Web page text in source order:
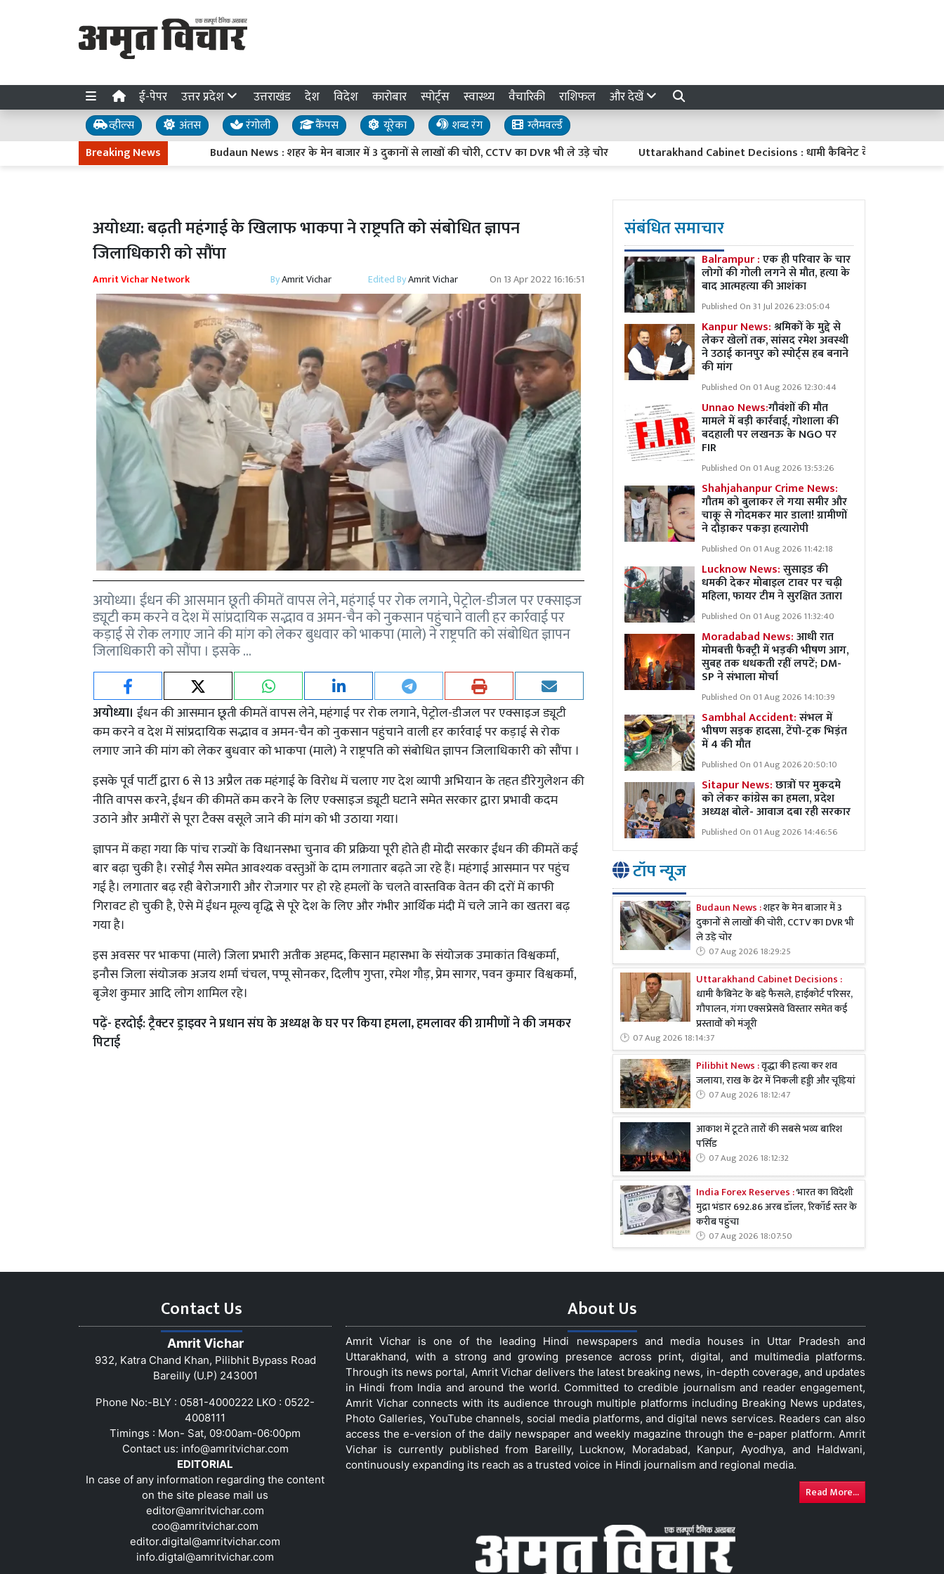
ई-पेपर उत्तर प्रदेश उत्तराखंड देश विदेश कारोबार स्पोर्ट्स स्वास्थ्य वैचारिकी राशिफल और देखें
व्हील्स अंतस रंगोली कैंपस यूरेका शब्द रंग
ग्लैमवर्ल्ड
Breaking News
Budaun News : शहर के मेन बाजार में 3 दुकानों से लाखों की चोरी, CCTV का DVR भी ले उड़े चोर Uttarakhand Cabinet Decisions : धामी कैबिनेट के बड़े फैसले, हाईकोर्ट
अयोध्या: बढ़ती महंगाई के खिलाफ भाकपा ने राष्ट्रपति को संबोधित ज्ञापन
जिलाधिकारी को सौंपा
Amrit Vichar Network ByAmrit Vichar Edited ByAmrit Vichar On 13 Apr 2022 16:16:51
अयोध्या। ईंधन की आसमान छूती कीमतें वापस लेने, महंगाई पर रोक लगाने, पेट्रोल-डीजल पर एक्साइज
ड्यूटी कम करने व देश में सांप्रदायिक सद्भाव व अमन-चैन को नुकसान पहुंचाने वाली हर कार्रवाई पर
कड़ाई से रोक लगाए जाने की मांग को लेकर बुधवार को भाकपा (माले) ने राष्ट्रपति को संबोधित ज्ञापन
जिलाधिकारी को सौंपा । इसके …
अयोध्या। ईंधन की आसमान छूती कीमतें वापस लेने, महंगाई पर रोक लगाने, पेट्रोल-डीजल पर एक्साइज ड्यूटी
कम करने व देश में सांप्रदायिक सद्भाव व अमन-चैन को नुकसान पहुंचाने वाली हर कार्रवाई पर कड़ाई से रोक
लगाए जाने की मांग को लेकर बुधवार को भाकपा (माले) ने राष्ट्रपति को संबोधित ज्ञापन जिलाधिकारी को सौंपा ।
इसके पूर्व पार्टी द्वारा 6 से 13 अप्रैल तक महंगाई के विरोध में चलाए गए देश व्यापी अभियान के तहत डीरेगुलेशन की
नीति वापस करने, ईंधन की कीमतें कम करने के लिए एक्साइज ड्यूटी घटाने समेत सरकार द्वारा प्रभावी कदम
उठाने और अमीरों से पूरा टैक्स वसूले जाने की मांग को भी उठाया गया।
ज्ञापन में कहा गया कि पांच राज्यों के विधानसभा चुनाव की प्रक्रिया पूरी होते ही मोदी सरकार ईंधन की कीमतें कई
बार बढ़ा चुकी है। रसोई गैस समेत आवश्यक वस्तुओं के दाम लगातार बढ़ते जा रहे हैं। महंगाई आसमान पर पहुंच
गई है। लगातार बढ़ रही बेरोजगारी और रोजगार पर हो रहे हमलों के चलते वास्तविक वेतन की दरों में काफी
गिरावट हो चुकी है, ऐसे में ईंधन मूल्य वृद्धि से पूरे देश के लिए और गंभीर आर्थिक मंदी में चले जाने का खतरा बढ़
गया है।
इस अवसर पर भाकपा (माले) जिला प्रभारी अतीक अहमद, किसान महासभा के संयोजक उमाकांत विश्वकर्मा,
इनौस जिला संयोजक अजय शर्मा चंचल, पप्पू सोनकर, दिलीप गुप्ता, रमेश गौड़, प्रेम सागर, पवन कुमार विश्वकर्मा,
बृजेश कुमार आदि लोग शामिल रहे।
पढ़ें-हरदोई: ट्रैक्टर ड्राइवर ने प्रधान संघ के अध्यक्ष के घर पर किया हमला, हमलावर की ग्रामीणों ने की जमकर
पिटाई
संबंधित समाचार
Balrampur :एक ही परिवार के चार
लोगों की गोली लगने से मौत, हत्या के
बाद आत्महत्या की आशंका
Published On 31 Jul 2026 23:05:04
Kanpur News:श्रमिकों के मुद्दे से
लेकर खेलों तक, सांसद रमेश अवस्थी
ने उठाई कानपुर को स्पोर्ट्स हब बनाने
की मांग
Published On 01 Aug 2026 12:30:44
Unnao News:गौवंशों की मौत
मामले में बड़ी कार्रवाई, गोशाला की
बदहाली पर लखनऊ के NGO पर
FIR
Published On 01 Aug 2026 13:53:26
Shahjahanpur Crime News:
गौतम को बुलाकर ले गया समीर और
चाकू से गोदमकर मार डाला! ग्रामीणों
ने दौड़ाकर पकड़ा हत्यारोपी
Published On 01 Aug 2026 11:42:18
Lucknow News:सुसाइड की
धमकी देकर मोबाइल टावर पर चढ़ी
महिला, फायर टीम ने सुरक्षित उतारा
Published On 01 Aug 2026 11:32:40
Moradabad News:आधी रात
मोमबत्ती फैक्ट्री में भड़की भीषण आग,
सुबह तक धधकती रहीं लपटें; DM-
SP ने संभाला मोर्चा
Published On 01 Aug 2026 14:10:39
Sambhal Accident:संभल में
भीषण सड़क हादसा, टेंपो-ट्रक भिड़ंत
में 4 की मौत
Published On 01 Aug 2026 20:50:10
Sitapur News:छात्रों पर मुकदमे
को लेकर कांग्रेस का हमला, प्रदेश
अध्यक्ष बोले- आवाज दबा रही सरकार
Published On 01 Aug 2026 14:46:56
टॉप न्यूज
Budaun News :शहर के मेन बाजार में 3
दुकानों से लाखों की चोरी, CCTV का DVR भी
ले उड़े चोर
07 Aug 2026 18:29:25
Uttarakhand Cabinet Decisions :
धामी कैबिनेट के बड़े फैसले, हाईकोर्ट परिसर,
गौपालन, गंगा एक्सप्रेसवे विस्तार समेत कई
प्रस्तावों को मंजूरी
07 Aug 2026 18:14:37
Pilibhit News :वृद्धा की हत्या कर शव
जलाया, राख के ढेर में निकली हड्डी और चूड़ियां
07 Aug 2026 18:12:47
आकाश में टूटते तारों की सबसे भव्य बारिश
पर्सिड
07 Aug 2026 18:12:32
India Forex Reserves :भारत का विदेशी
मुद्रा भंडार 692.86 अरब डॉलर, रिकॉर्ड स्तर के
करीब पहुंचा
07 Aug 2026 18:07:50
Contact Us
Amrit Vichar
932, Katra Chand Khan, Pilibhit Bypass Road
Bareilly (U.P) 243001
Phone No:-BLY : 0581-4000222 LKO : 0522-
4008111
Timings : Mon- Sat, 09:00am-06:00pm
Contact us: info@amritvichar.com
EDITORIAL
In case of any information regarding the content
on the site please mail us
editor@amritvichar.com
coo@amritvichar.com
editor.digital@amritvichar.com
info.digtal@amritvichar.com
About Us
Amrit Vichar is one of the leading Hindi newspapers and media houses in Uttar Pradesh and
Uttarakhand, with a strong and growing presence across print, digital, and multimedia platforms.
Through its news portal, Amrit Vichar delivers the latest breaking news, in-depth coverage, and updates
in Hindi from India and around the world. Committed to credible journalism and reader engagement,
Amrit Vichar connects with its audience through multiple platforms including Breaking News updates,
Photo Galleries, YouTube channels, social media platforms, and digital news services. Readers can also
access the e-version of the daily newspaper and weekly magazine through the e-paper platform. Amrit
Vichar is currently published from Bareilly, Lucknow, Moradabad, Kanpur, Ayodhya, and Haldwani,
continuously expanding its reach as a trusted voice in Hindi journalism and regional media.
Read More...